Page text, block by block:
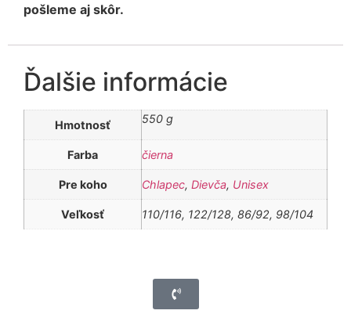
pošleme aj skôr.
Ďalšie informácie
Hmotnosť 550 g
Farba čierna
Pre koho Chlapec, Dievča, Unisex
Veľkosť 110/116, 122/128, 86/92, 98/104